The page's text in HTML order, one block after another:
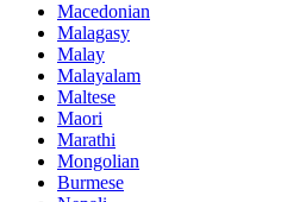
Macedonian
Malagasy
Malay
Malayalam
Maltese
Maori
Marathi
Mongolian
Burmese